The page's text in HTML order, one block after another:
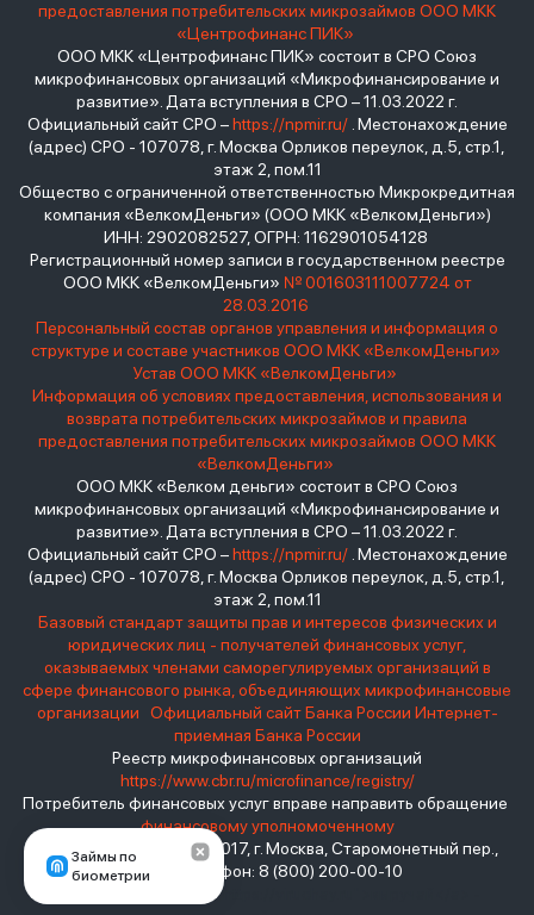
Займы по
биометрии
предоставления потребительских микрозаймов ООО МКК
«Центрофинанс ПИК»
ООО МКК «Центрофинанс ПИК» состоит в СРО Союз
микрофинансовых организаций «Микрофинансирование и
развитие». Дата вступления в СРО – 11.03.2022 г.
Официальный сайт СРО –https://npmir.ru/. Местонахождение
(адрес) СРО - 107078, г. Москва Орликов переулок, д.5, стр.1,
этаж 2, пом.11
Общество с ограниченной ответственностью Микрокредитная
компания «ВелкомДеньги» (ООО МКК «ВелкомДеньги»)
ИНН: 2902082527, ОГРН: 1162901054128
Регистрационный номер записи в государственном реестре
ООО МКК «ВелкомДеньги» № 001603111007724 от
28.03.2016
Персональный состав органов управления и информация о
структуре и составе участников ООО МКК «ВелкомДеньги»
Устав ООО МКК «ВелкомДеньги»
Информация об условиях предоставления, использования и
возврата потребительских микрозаймов и правила
предоставления потребительских микрозаймов ООО МКК
«ВелкомДеньги»
ООО МКК «Велком деньги» состоит в СРО Союз
микрофинансовых организаций «Микрофинансирование и
развитие». Дата вступления в СРО – 11.03.2022 г.
Официальный сайт СРО –https://npmir.ru/. Местонахождение
(адрес) СРО - 107078, г. Москва Орликов переулок, д.5, стр.1,
этаж 2, пом.11
Базовый стандарт защиты прав и интересов физических и
юридических лиц - получателей финансовых услуг,
оказываемых членами саморегулируемых организаций в
сфере финансового рынка, объединяющих микрофинансовые
организации
Официальный сайт Банка России Интернет-
приемная Банка России
Реестр микрофинансовых организаций
https://www.cbr.ru/microfinance/registry/
Потребитель финансовых услуг вправе направить обращение
финансовому уполномоченному
Место нахождения: 119017, г. Москва, Старомонетный пер.,
дом 3 Телефон: 8 (800) 200-00-10
взять займ - <a href="https://viruchay.ru">выручай</a> -